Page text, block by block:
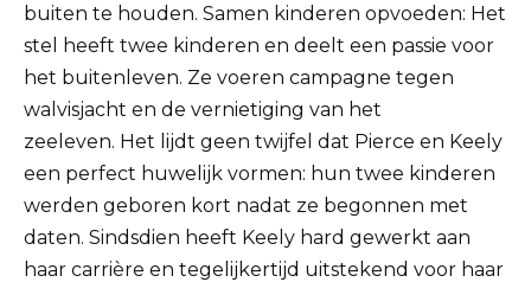
buiten te houden. Samen kinderen opvoeden: Het
stel heeft twee kinderen en deelt een passie voor
het buitenleven. Ze voeren campagne tegen
walvisjacht en de vernietiging van het
zeeleven. Het lijdt geen twijfel dat Pierce en Keely
een perfect huwelijk vormen: hun twee kinderen
werden geboren kort nadat ze begonnen met
daten. Sindsdien heeft Keely hard gewerkt aan
haar carrière en tegelijkertijd uitstekend voor haar